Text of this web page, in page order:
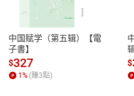
士高達AGE》等，妻子林筱
有《犬夜叉》、《灼眼的夏
性
參
服務時間：週一到週
13:00-17:00 (國定假
客服電話：0080-
中国赋学（第五辑）【電
子書】
$327
1% (賺3點)
$